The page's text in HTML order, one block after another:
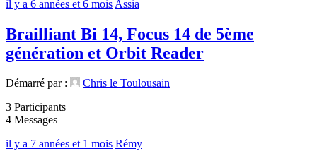
il y a 6 années et 6 mois Assia
Brailliant Bi 14, Focus 14 de 5ème
génération et Orbit Reader
Démarré par :
Chris le Toulousain
3 Participants
4 Messages
il y a 7 années et 1 mois Rémy